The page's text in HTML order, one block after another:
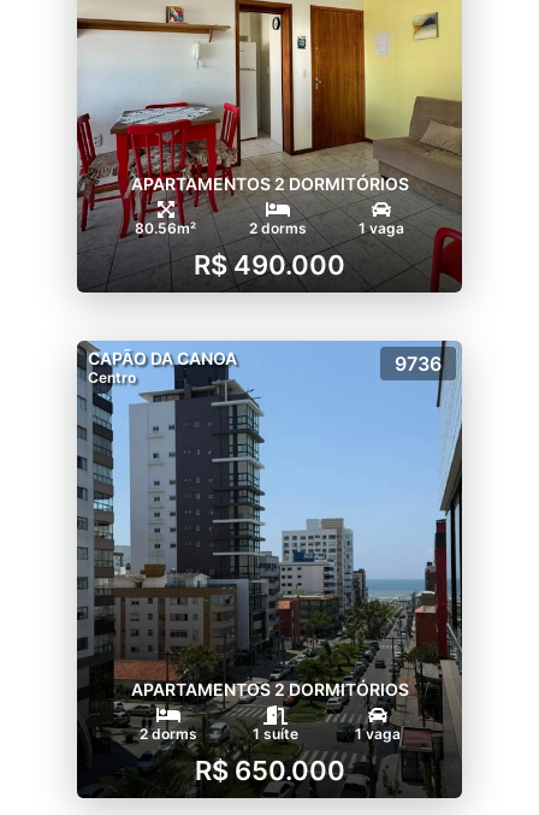
APARTAMENTOS 2 DORMITÓRIOS
80.56m² 2 dorms 1 vaga
R$ 490.000
CAPÃO DA CANOA
Centro
9736
APARTAMENTOS 2 DORMITÓRIOS
2 dorms 1 suíte 1 vaga
R$ 650.000